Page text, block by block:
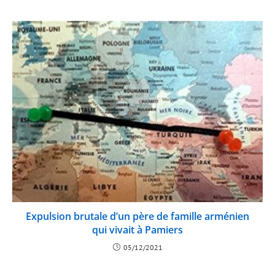
Expulsion brutale d’un père de famille arménien
qui vivait à Pamiers
05/12/2021